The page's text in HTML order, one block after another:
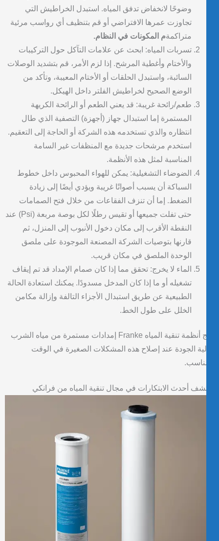
وضوحًا لانخفاض تدفق المياه. استبدل الخراطيش التي
تجاوزت عمرها الافتراضي أو قم بتنظيف أي رواسب مرئية
متراكمةم المكونات في النظام.
تسربات المياه: ابحث عن علامات التآكل حول التركيبات
والأختام وأغطية المرشح. إذا لزم الأمر، قم بتشديد الوصلات
السائبة، واستبدل الحلقات أو الأختام المعيبة، وتأكد من
الوضع الصحيح لخراطيش الفلتر داخل الهيكل.
طعم/رائحة غريبة: قد يعني الطعم أو الرائحة الكريهة
المستمرة إما استبدال جهاز (أجهزة) التصفية الذي طال
انتظاره والذي تستخدمه هذه الشركة أو الحاجة إلى التعقيم.
استخدم مرشحات جديدة مع المنظفات غير السامة
المناسبة لمثل هذه الأنظمة.
الضوضاء التشغيلية: يمكن للهواء المحبوس داخل خطوط
السباكة أن يسبب أصواتًا غريبة ويؤدي أيضًا إلى زيادة
الضغط. إما أن تنزف الفقاعات من خلال فتح الصمامات
حتى تفلت جميعها أو تقيس رطلًا لكل بوصة مربعة (psi) عند
النقطة الأقرب إلى مكان دخول الأنبوب إلى المنزل، ثم
قارنها بتوصيات الشركة المصنعة الموجودة على ملصق
الوحدة الملصق في مكان قريب.
الماء لا يخرج: تحقق مما إذا كان صمام الإمداد قد تم إيقاف
تشغيله أو ما إذا كان المدخل مسدودًا. يمكنك استعادة الحالة
الطبيعية عن طريق استبدال الأجزاء التالفة وإزالة مكامن
الخلل على طول الخط.
تنتج أنظمة تنقية المياه Franke إمدادات مستمرة من مياه الشرب
الجودة عند إصلاح هذه المشكلات الصغيرة في الوقت
أحدث الابتكارات في مجال تنقية المياه من فرانكي